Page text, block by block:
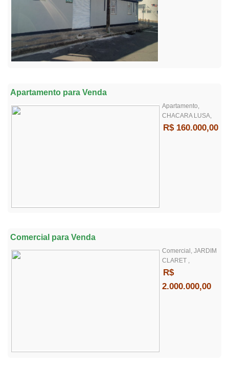
Apartamento para Venda
Apartamento,
CHACARA LUSA,
R$ 160.000,00
Comercial para Venda
Comercial, JARDIM
CLARET ,
R$
2.000.000,00